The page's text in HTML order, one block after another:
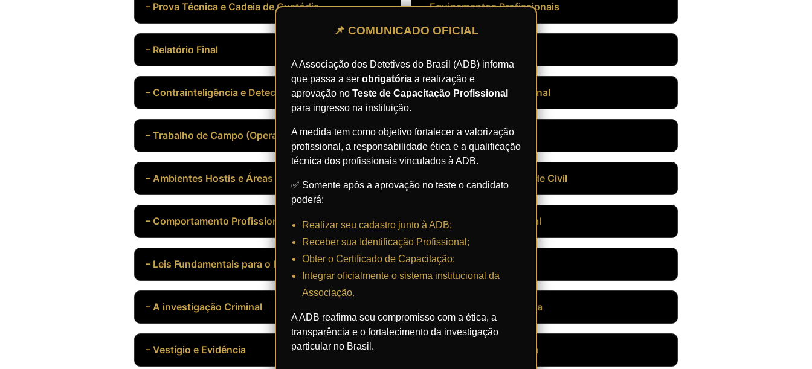
📌 COMUNICADO OFICIAL
A Associação dos Detetives do Brasil (ADB) informa
que passa a ser obrigatória a realização e
aprovação no Teste de Capacitação Profissional
para ingresso na instituição.
A medida tem como objetivo fortalecer a valorização
profissional, a responsabilidade ética e a qualificação
técnica dos profissionais vinculados à ADB.
✅ Somente após a aprovação no teste o candidato
poderá:
Realizar seu cadastro junto à ADB;
Receber sua Identificação Profissional;
Obter o Certificado de Capacitação;
Integrar oficialmente o sistema institucional da
Associação.
A ADB reafirma seu compromisso com a ética, a
transparência e o fortalecimento da investigação
particular no Brasil.
– Prova Técnica e Cadeia de Custódia – Equipamentos Profissionais
– Relatório Final
– Contrainteligência e Detecção de Riscos – Planejamento Operacional
– Trabalho de Campo (Operação) – Redação Profissional
– Ambientes Hostis e Áreas de Risco – Ética e Responsabilidade Civil
– Comportamento Profissional – Atualização Profissional
– Leis Fundamentais para o Detetive Particular – Investigador Criminal
– A investigação Criminal – Introdução à Lofoscopia
– Vestígio e Evidência – Entrevista Investigativa